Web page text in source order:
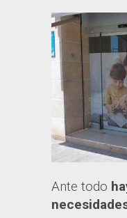
Ante todo